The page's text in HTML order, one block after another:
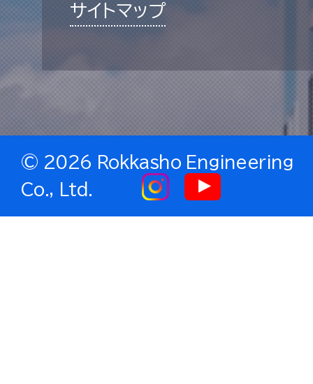
サイトマップ
© 2026 Rokkasho Engineering
Co., Ltd.